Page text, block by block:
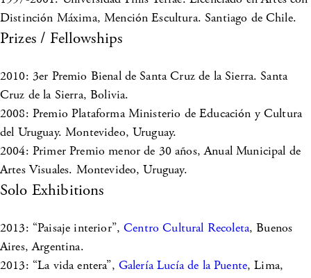
Distinción Máxima, Mención Escultura. Santiago de Chile.
Prizes / Fellowships
2010: 3er Premio Bienal de Santa Cruz de la Sierra. Santa
Cruz de la Sierra, Bolivia.
2008: Premio Plataforma Ministerio de Educación y Cultura
del Uruguay. Montevideo, Uruguay.
2004: Primer Premio menor de 30 años, Anual Municipal de
Artes Visuales. Montevideo, Uruguay.
Solo Exhibitions
2013: “Paisaje interior”,Centro Cultural Recoleta, Buenos
Aires, Argentina.
2013: “La vida entera”, Galería Lucía de la Puente, Lima,